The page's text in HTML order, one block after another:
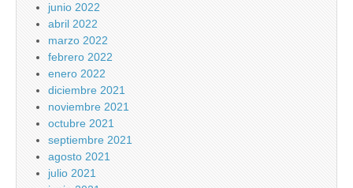
junio 2022
abril 2022
marzo 2022
febrero 2022
enero 2022
diciembre 2021
noviembre 2021
octubre 2021
septiembre 2021
agosto 2021
julio 2021